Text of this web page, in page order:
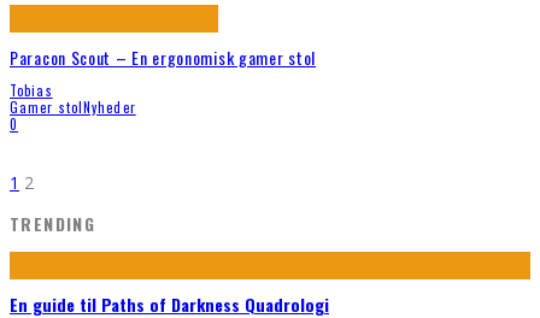
Paracon Scout – En ergonomisk gamer stol
Tobias
Gamer stolNyheder
0
1 2
TRENDING
En guide til Paths of Darkness Quadrologi